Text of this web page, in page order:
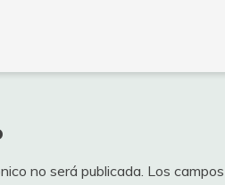
no será publicada. Los